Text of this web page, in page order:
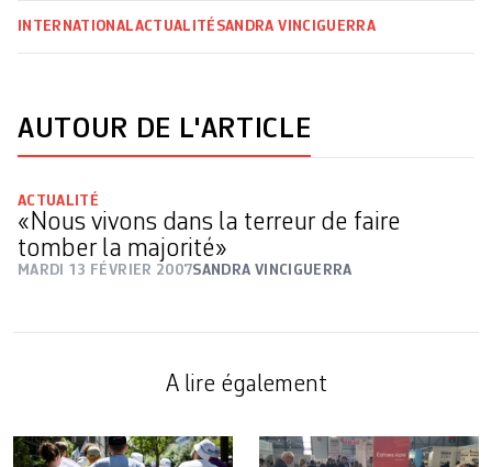
INTERNATIONALACTUALITÉ SANDRA VINCIGUERRA
AUTOUR DE L'ARTICLE
ACTUALITÉ
«Nous vivons dans la terreur de faire
tomber la majorité»
MARDI 13 FÉVRIER 2007SANDRA VINCIGUERRA
A lire également